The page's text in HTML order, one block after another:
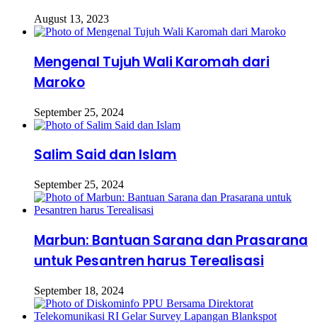
August 13, 2023
Mengenal Tujuh Wali Karomah dari
Maroko
September 25, 2024
Salim Said dan Islam
September 25, 2024
Marbun: Bantuan Sarana dan Prasarana
untuk Pesantren harus Terealisasi
September 18, 2024